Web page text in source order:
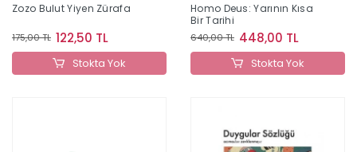
Zozo Bulut Yiyen Zürafa
175,00 TL 122,50 TL
Stokta Yok
Homo Deus: Yarının Kısa
Bir Tarihi
640,00 TL 448,00 TL
Stokta Yok